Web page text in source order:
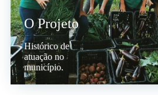
O Projeto
Histórico de
atuação no
município.